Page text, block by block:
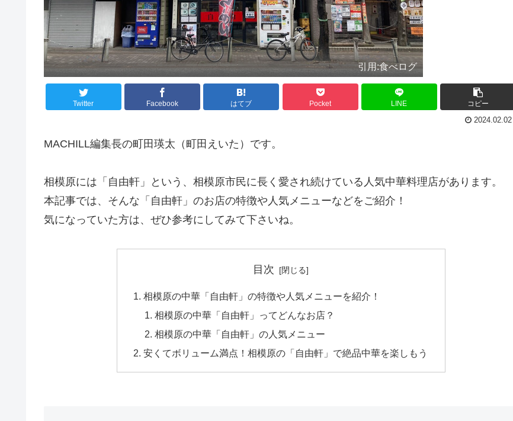
引用:食べログ
Twitter Facebook はてブ Pocket LINE コピー
2024.02.02
MACHILL編集長の町田瑛太（町田えいた）です。
相模原には「自由軒」という、相模原市民に長く愛され続けている人気中華料理店があります。
本記事では、そんな「自由軒」のお店の特徴や人気メニューなどをご紹介！
気になっていた方は、ぜひ参考にしてみて下さいね。
目次
相模原の中華「自由軒」の特徴や人気メニューを紹介！
相模原の中華「自由軒」ってどんなお店？
相模原の中華「自由軒」の人気メニュー
安くてボリューム満点！相模原の「自由軒」で絶品中華を楽しもう